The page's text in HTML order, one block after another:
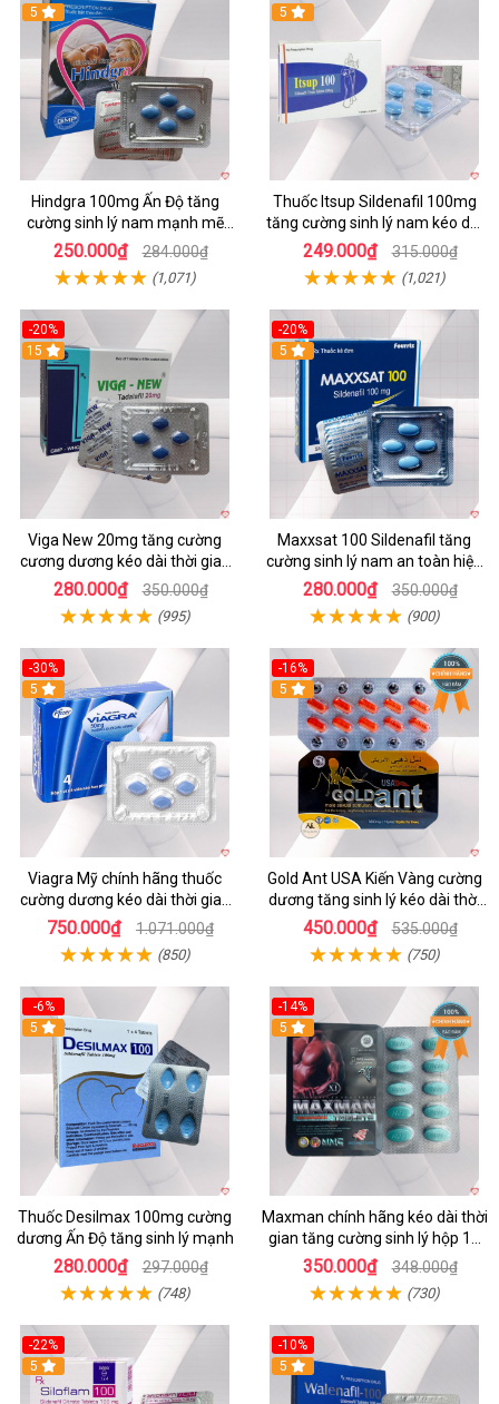
5
Hindgra 100mg Ấn Độ tăng
cường sinh lý nam mạnh mẽ
chống xuất tinh sớm
250.000₫ 284.000₫
(1,071)
5
Thuốc Itsup Sildenafil 100mg
tăng cường sinh lý nam kéo dài
thời gian chất lượng
249.000₫ 315.000₫
(1,021)
-20%
15
Viga New 20mg tăng cường
cương dương kéo dài thời gian
quan hệ hộp 4 viên
280.000₫ 350.000₫
(995)
-20%
5
Maxxsat 100 Sildenafil tăng
cường sinh lý nam an toàn hiệu
quả
280.000₫ 350.000₫
(900)
-30%
5
Viagra Mỹ chính hãng thuốc
cường dương kéo dài thời gian
cho Nam giới uy tín
750.000₫ 1.071.000₫
(850)
-16%
5
Gold Ant USA Kiến Vàng cường
dương tăng sinh lý kéo dài thời
gian
450.000₫ 535.000₫
(750)
-6%
5
Thuốc Desilmax 100mg cường
dương Ấn Độ tăng sinh lý mạnh
280.000₫ 297.000₫
(748)
-14%
Hot
5
Maxman chính hãng kéo dài thời
gian tăng cường sinh lý hộp 10
viên
350.000₫ 348.000₫
(730)
-22%
5
-10%
5